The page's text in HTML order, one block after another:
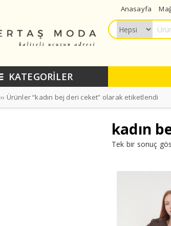
Anasayfa
KATEGORİLER
›› Ürünler “kadın bej deri ceket” olarak etiketlendi
kadın
Tek bir sonuç